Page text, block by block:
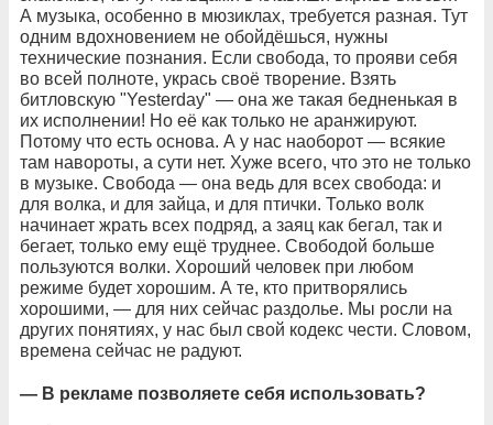
А музыка, особенно в мюзиклах, требуется разная. Тут
одним вдохновением не обойдёшься, нужны
технические познания. Если свобода, то прояви себя
во всей полноте, укрась своё творение. Взять
битловскую "Yesterday" — она же такая бедненькая в
их исполнении! Но её как только не аранжируют.
Потому что есть основа. А у нас наоборот — всякие
там навороты, а сути нет. Хуже всего, что это не только
в музыке. Свобода — она ведь для всех свобода: и
для волка, и для зайца, и для птички. Только волк
начинает жрать всех подряд, а заяц как бегал, так и
бегает, только ему ещё труднее. Свободой больше
пользуются волки. Хороший человек при любом
режиме будет хорошим. А те, кто притворялись
хорошими, — для них сейчас раздолье. Мы росли на
других понятиях, у нас был свой кодекс чести. Словом,
времена сейчас не радуют.
— В рекламе позволяете себя использовать?